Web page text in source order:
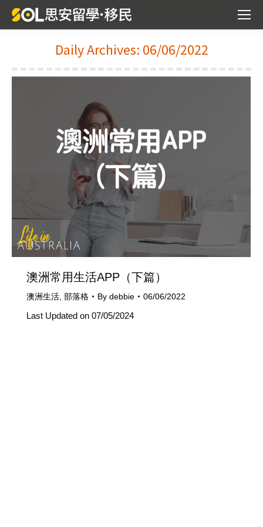
Daily Archives: 06/06/2022
澳洲常用生活APP（下篇）
澳洲生活 部落格 By debbie 06/06/2022
Last Updated on 07/05/2024